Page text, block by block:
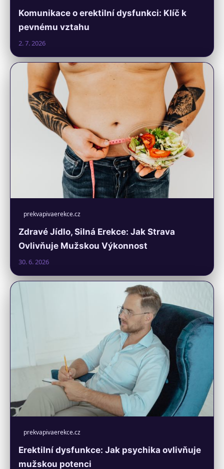
Komunikace o erektilní dysfunkci: Klíč k
pevnému vztahu
2. 7. 2026
prekvapivaerekce.cz
Zdravé Jídlo, Silná Erekce: Jak Strava
Ovlivňuje Mužskou Výkonnost
30. 6. 2026
prekvapivaerekce.cz
Erektilní dysfunkce: Jak psychika ovlivňuje
mužskou potenci